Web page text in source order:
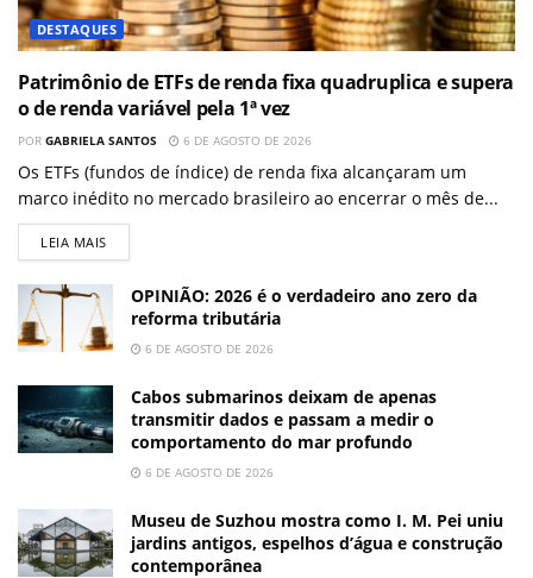
DESTAQUES
Patrimônio de ETFs de renda fixa quadruplica e supera
o de renda variável pela 1ª vez
POR GABRIELA SANTOS 6 DE AGOSTO DE 2026
Os ETFs (fundos de índice) de renda fixa alcançaram um
marco inédito no mercado brasileiro ao encerrar o mês de...
LEIA MAIS
OPINIÃO: 2026 é o verdadeiro ano zero da
reforma tributária
6 DE AGOSTO DE 2026
Cabos submarinos deixam de apenas
transmitir dados e passam a medir o
comportamento do mar profundo
6 DE AGOSTO DE 2026
Museu de Suzhou mostra como I. M. Pei uniu
jardins antigos, espelhos d’água e construção
contemporânea